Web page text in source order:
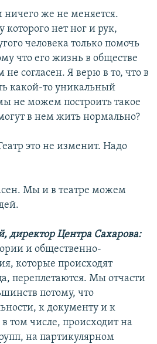
ничего же не меняется.
которого нет ног и рук,
человека только помочь
что его жизнь в обществе
не согласен. Я верю в то, что в
какой-то уникальный
не можем построить такое
в нем жить нормально?
это не изменит. Надо
Мы и в театре можем
директор Центра Сахарова:
и общественно-
которые происходят
переплетаются. Мы отчасти
потому, что
к документу и к
том числе, происходит на
на партикулярном